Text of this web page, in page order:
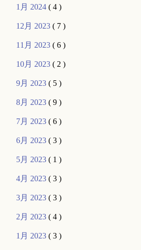
1月 2024( 4 )
12月 2023( 7 )
11月 2023( 6 )
10月 2023( 2 )
9月 2023( 5 )
8月 2023( 9 )
7月 2023( 6 )
6月 2023( 3 )
5月 2023( 1 )
4月 2023( 3 )
3月 2023( 3 )
2月 2023( 4 )
1月 2023( 3 )